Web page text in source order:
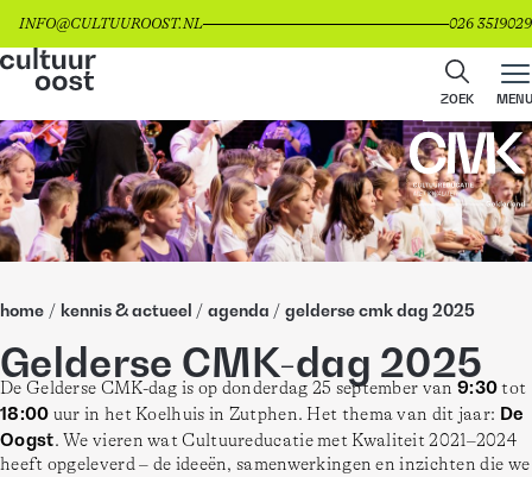
INFO@CULTUUROOST.NL 026 3519029
ZOEK MENU
home / kennis & actueel / agenda / gelderse cmk dag 2025
Gelderse CMK-dag 2025
De Gelderse CMK-dag is op donderdag 25 september van 9:30
18:00 uur in het Koelhuis in Zutphen. Het thema van dit jaar: De
Oogst. We vieren wat Cultuureducatie met Kwaliteit 2021–2024
heeft opgeleverd – de ideeën, samenwerkingen en inzichten die we